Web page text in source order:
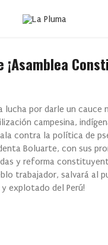
¡Asamblea
lucha por darle un cauce
campesina,
contra la política de
Boluarte, con sus
y reforma
trabajador, salvará al
explotado del Perú!